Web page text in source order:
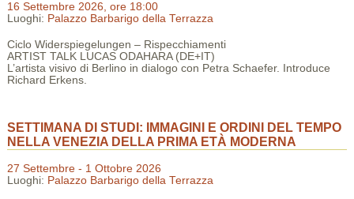
16 Settembre 2026, ore 18:00
Luoghi: Palazzo Barbarigo della Terrazza
Ciclo Widerspiegelungen – Rispecchiamenti
ARTIST TALK LUCAS ODAHARA (DE+IT)
L’artista visivo di Berlino in dialogo con Petra Schaefer. Introduce
Richard Erkens.
SETTIMANA DI STUDI: IMMAGINI E ORDINI DEL TEMPO
NELLA VENEZIA DELLA PRIMA ETÀ MODERNA
27 Settembre - 1 Ottobre 2026
Luoghi: Palazzo Barbarigo della Terrazza